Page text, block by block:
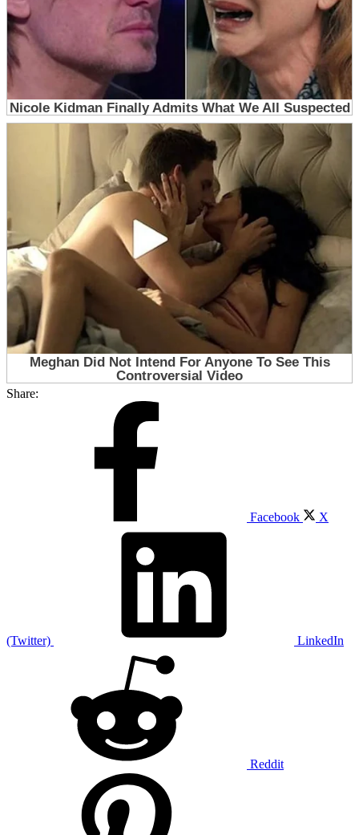
Share:
Facebook X
(Twitter) LinkedIn
Reddit